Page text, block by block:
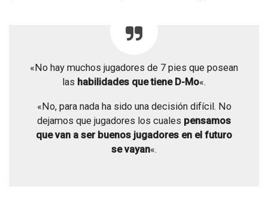
«No hay muchos jugadores de 7 pies que posean
las habilidades que tiene D-Mo«.
«No, para nada ha sido una decisión difícil. No
dejamos que jugadores los cuales pensamos
que van a ser buenos jugadores en el futuro
se vayan«.